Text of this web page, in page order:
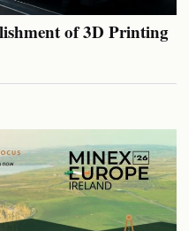
of 3D Printing